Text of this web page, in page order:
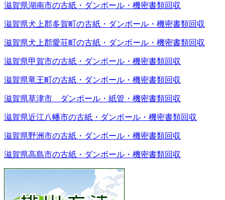
滋賀県湖南市の古紙・ダンボール・機密書類回収
滋賀県犬上郡多賀町の古紙・ダンボール・機密書類回収
滋賀県犬上郡愛荘町の古紙・ダンボール・機密書類回収
滋賀県甲賀市の古紙・ダンボール・機密書類回収
滋賀県竜王町の古紙・ダンボール・機密書類回収
滋賀県草津市 ダンボール・紙管・機密書類回収
滋賀県近江八幡市の古紙・ダンボール・機密書類回収
滋賀県野洲市の古紙・ダンボール・機密書類回収
滋賀県高島市の古紙・ダンボール・機密書類回収